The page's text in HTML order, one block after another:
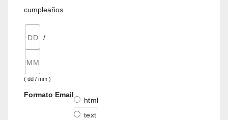
cumpleaños
/
( dd / mm )
Formato Email
html
text